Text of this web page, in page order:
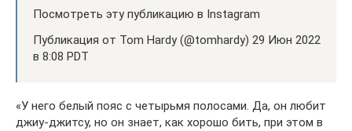
Посмотреть эту публикацию в Instagram
Публикация от Tom Hardy (@tomhardy) 29 Июн 2022
в 8:08 PDT
«У него белый пояс с четырьмя полосами. Да, он любит
джиу-джитсу, но он знает, как хорошо бить, при этом в